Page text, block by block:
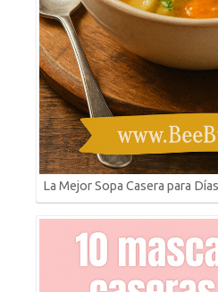
La Mejor Sopa Casera para